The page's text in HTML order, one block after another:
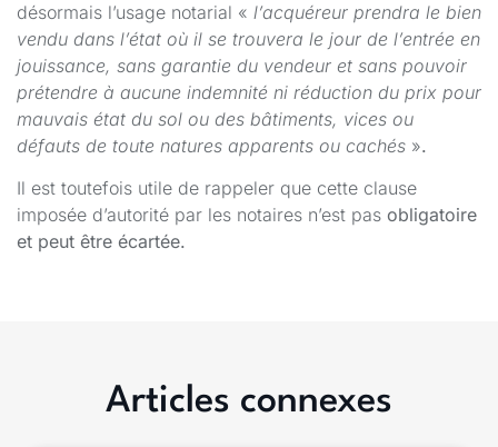
désormais l’usage notarial « l’acquéreur prendra le bien
vendu dans l’état où il se trouvera le jour de l’entrée en
jouissance, sans garantie du vendeur et sans pouvoir
prétendre à aucune indemnité ni réduction du prix pour
mauvais état du sol ou des bâtiments, vices ou
défauts de toute natures apparents ou cachés ».
Il est toutefois utile de rappeler que cette clause
imposée d’autorité par les notaires n’est pas obligatoire
et peut être écartée.
Articles connexes